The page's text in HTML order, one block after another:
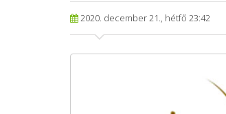
2020. december 21., hétfő 23:42